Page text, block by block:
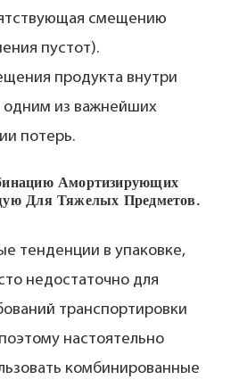
смещению
пустот).
продукта внутри
одним из важнейших
потерь.
Амортизирующих
Для Тяжелых Предметов.
тенденции в упаковке,
недостаточно для
транспортировки
настоятельно
комбинированные